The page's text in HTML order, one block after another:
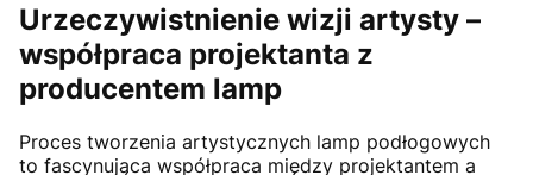
Urzeczywistnienie wizji artysty –
współpraca projektanta z
producentem lamp
Proces tworzenia artystycznych lamp podłogowych
to fascynująca współpraca między projektantem a